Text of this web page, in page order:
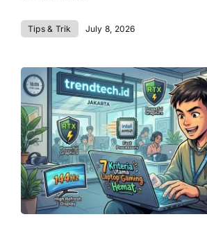
Tips & Trik July 8, 2026